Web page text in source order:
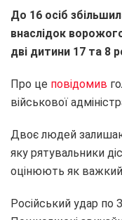
До 16 осіб
внаслідок
дві дитини 17 та 8
Про це повідомив
військової
Двоє людей
яку рятувальники
оцінюють як
Російський удар по